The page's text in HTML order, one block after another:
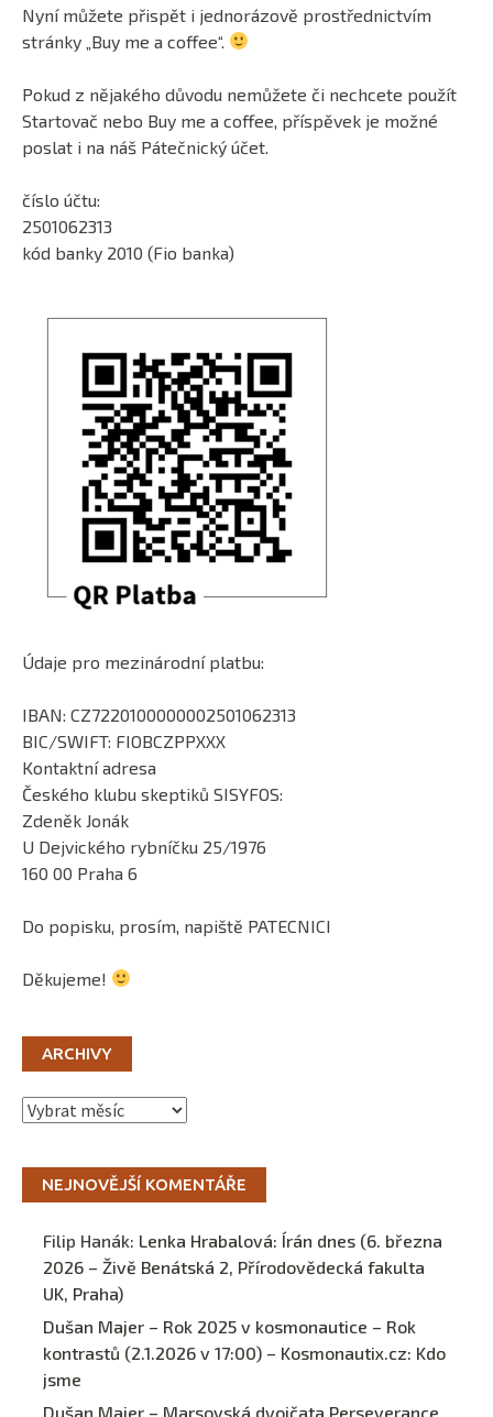
Nyní můžete přispět i jednorázově prostřednictvím
stránky „Buy me a coffee“.
Pokud z nějakého důvodu nemůžete či nechcete použít
Startovač nebo Buy me a coffee, příspěvek je možné
poslat i na náš Pátečnický účet.
číslo účtu:
2501062313
kód banky 2010 (Fio banka)
Údaje pro mezinárodní platbu:
IBAN: CZ7220100000002501062313
BIC/SWIFT: FIOBCZPPXXX
Kontaktní adresa
Českého klubu skeptiků SISYFOS:
Zdeněk Jonák
U Dejvického rybníčku 25/1976
160 00 Praha 6
Do popisku, prosím, napiště PATECNICI
Děkujeme!
ARCHIVY
Archivy
NEJNOVĚJŠÍ KOMENTÁŘE
Filip Hanák: Lenka Hrabalová: Írán dnes (6. března
2026 – Živě Benátská 2, Přírodovědecká fakulta
UK, Praha)
Dušan Majer – Rok 2025 v kosmonautice – Rok
kontrastů (2.1.2026 v 17:00) – Kosmonautix.cz: Kdo
jsme
Dušan Majer – Marsovská dvojčata Perseverance